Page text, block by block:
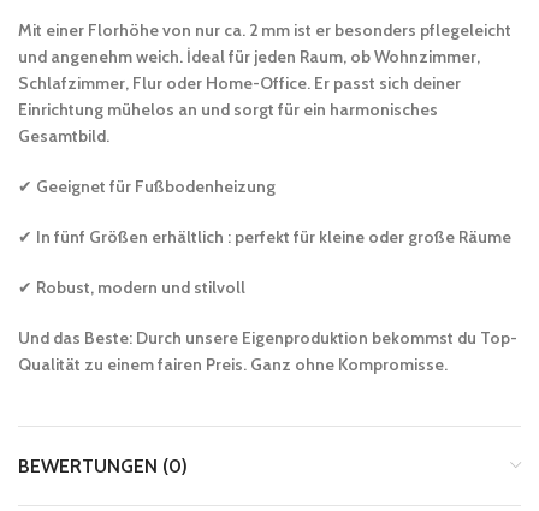
Mit einer Florhöhe von nur ca. 2 mm ist er besonders pflegeleicht
und angenehm weich. İdeal für jeden Raum, ob Wohnzimmer,
Schlafzimmer, Flur oder Home-Office. Er passt sich deiner
Einrichtung mühelos an und sorgt für ein harmonisches
Gesamtbild.
✔ Geeignet für Fußbodenheizung
✔ In fünf Größen erhältlich : perfekt für kleine oder große Räume
✔ Robust, modern und stilvoll
Und das Beste: Durch unsere Eigenproduktion bekommst du Top-
Qualität zu einem fairen Preis. Ganz ohne Kompromisse.
BEWERTUNGEN (0)